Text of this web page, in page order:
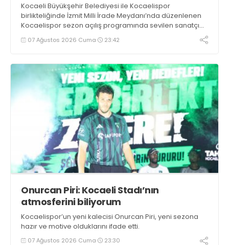
Kocaeli Büyükşehir Belediyesi ile Kocaelispor
birlikteliğinde İzmit Milli İrade Meydanı’nda düzenlenen
Kocaelispor sezon açılış programında sevilen sanatçı
Buray, verdiği konserle meydanı inletti.
07 Ağustos 2026 Cuma 23:42
Onurcan Piri: Kocaeli Stadı’nın
atmosferini biliyorum
Kocaelispor’un yeni kalecisi Onurcan Piri, yeni sezona
hazır ve motive olduklarını ifade etti.
07 Ağustos 2026 Cuma 23:30